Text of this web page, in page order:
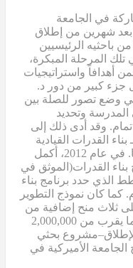
في الجامعة
بعد شهرين من إطلاق
باحثيه الرئيسيين
تلك المرحلة المبكرة،
أهدافاً واستراتيجيات
جزء كبير من دور د.
وضع تصور للصلة بين
المدرسة وتحديد
تمام. وقد أدى ذلك إلى
بناء القدرات القيادية
للشروع في تحسين المدرسة وقيادتها. في عام 2012، أكمل
بناء القدرات(الموثق في
الذي حدد برنامج بناء
كما كان نموذج التطوير
ثلاث منح إضافية من
بلغ مجموعها ما يقرب من 2,000,000
–مشروع بحثي
الأميركية في